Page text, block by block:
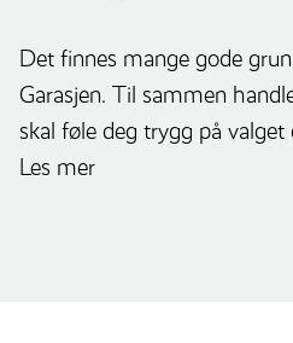
Det finnes mange gode
Garasjen. Til sammen
skal føle deg trygg på valget
Les mer